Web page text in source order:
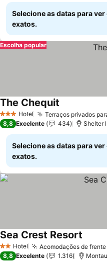
Selecione as datas para
exatos.
Escolha popular
3 EstrelasHotel Terraços privados
The Chequit
8,8 Excelente 434 Shelter
Selecione as datas para
exatos.
2 Estrelas
Hotel Acomodações de frente
Sea Crest Resort
8,8 Excelente 1.316